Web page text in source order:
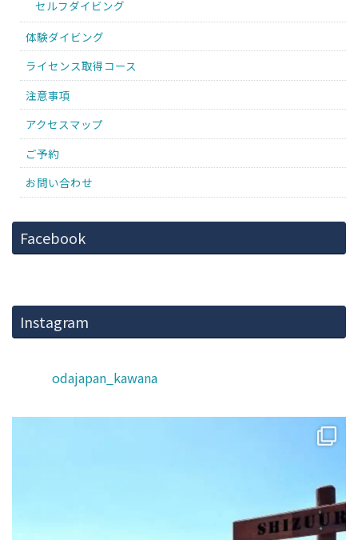
セルフダイビング
体験ダイビング
ライセンス取得コース
注意事項
アクセスマップ
ご予約
お問い合わせ
Facebook
Instagram
odajapan_kawana